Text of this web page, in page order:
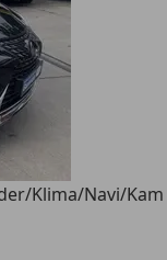
Klima/Navi/Kam